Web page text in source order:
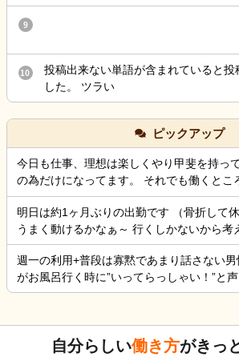
9
10
投稿出来ない単語が含まれていると投
した。 ツラい
ピックアップ
今日も仕事、理想は楽しくやり甲斐を持っ
の為だけになってます。 それでも働くとこ
ていけているのでましなのでしょうね。 一
がなく職探ししている時だったので今日も
それにしても古株は、好き勝手だから楽し
株の時は、そんなに仕事行くのが辛くなく
くやっていました。 転職は後悔はしていま
手くいかないのは確かですね。 そんなつぶ
明日は約1ヶ月ぶりの出勤です （骨折して休
うまく動けるかなぁ～ 行くしかないから考
不安！
週一の利用+普段は寡黙であまり話さない
がお風呂行く時に”いってらっしゃい！”と声
に行く？！？”と返してくれた。 そういう
4ヶ月弱しか経ってないけど。
自分らしい働き方がきっ